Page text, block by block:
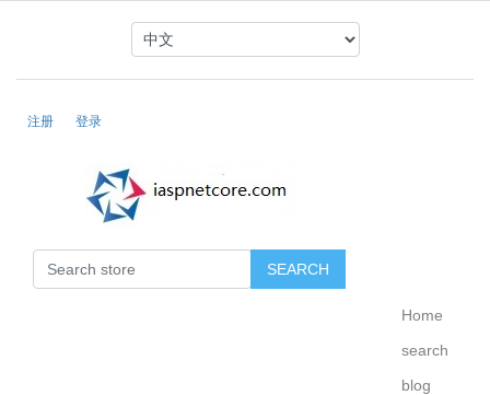
注册 登录
Home
search
blog